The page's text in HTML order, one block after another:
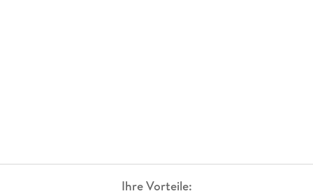
Ihre Vorteile: